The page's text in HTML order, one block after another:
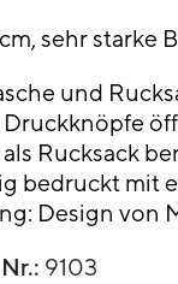
sehr starke
und
Rucksack
bedruckt mit
Design von
9103